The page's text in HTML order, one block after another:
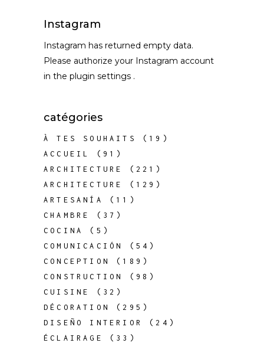
Instagram
Instagram has returned empty data.
Please authorize your Instagram account
in the plugin settings .
catégories
À TES SOUHAITS
(19)
ACCUEIL
(91)
ARCHITECTURE
(221)
ARCHITECTURE
(129)
ARTESANÍA
(11)
CHAMBRE
(37)
COCINA
(5)
COMUNICACIÓN
(54)
CONCEPTION
(189)
CONSTRUCTION
(98)
CUISINE
(32)
DÉCORATION
(295)
DISEÑO INTERIOR
(24)
ÉCLAIRAGE
(33)